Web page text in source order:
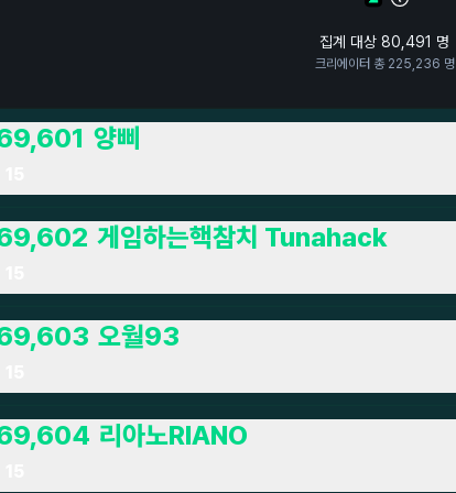
집계 대상 80,491 명
크리에이터 총 225,236 명
양삐
게임하는핵참치 Tunahack
오월93
리아노RIANO